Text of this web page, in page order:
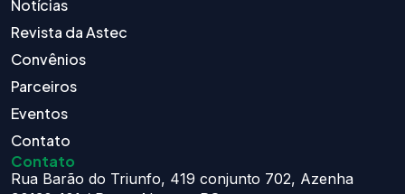
Notícias
Revista da Astec
Convênios
Parceiros
Eventos
Contato
Contato
Rua Barão do Triunfo, 419 conjunto 702, Azenha